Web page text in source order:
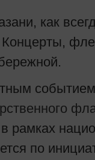
как
Концерты,
событием
рамках
по